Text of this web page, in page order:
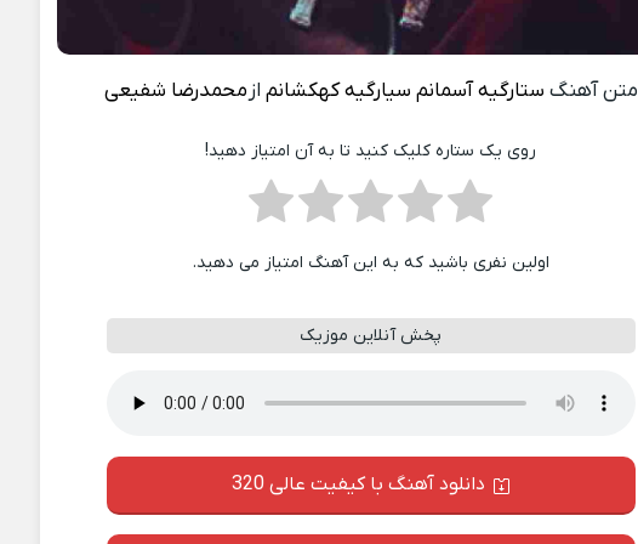
متن آهنگ ستارگیه آسمانم سیارگیه کهکشانم ازمحمدرضا شفیعی
روی یک ستاره کلیک کنید تا به آن امتیاز دهید!
اولین نفری باشید که به این آهنگ امتیاز می دهید.
پخش آنلاین موزیک
دانلود آهنگ با کیفیت عالی 320